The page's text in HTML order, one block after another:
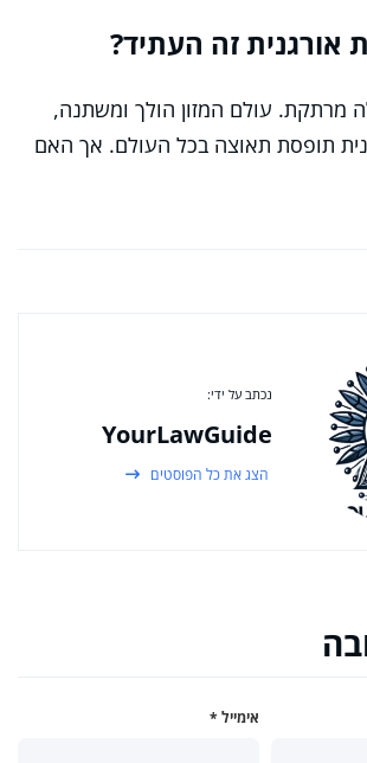
אורגנית זה העתיד?
מרתקת. עולם המזון הולך ומשתנה,
תופסת תאוצה בכל העולם. אך האם
נכתב על ידי:
YourLawGuide
הצג את כל הפוסטים
אימייל *